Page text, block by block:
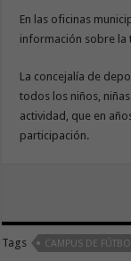
En las oficinas
información sobre la
La concejalía de
todos los niños,
actividad, que en
participación.
Tags CAMPUS DE